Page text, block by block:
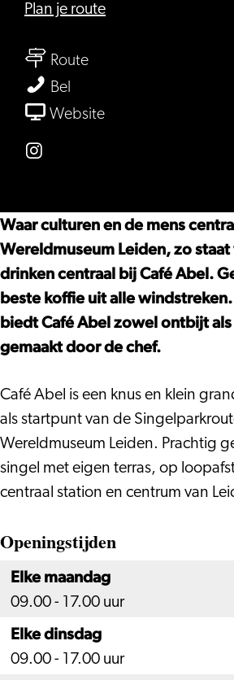
Plan je routenaar
Routenaar
Abel
Bel
Abel
Websitevan
Instagram
Abel
Waar culturen en de mens
Wereldmuseum Leiden, zo
drinken centraal bij Café Abel.
beste koffie uit alle
biedt Café Abel zowel ontbijt
gemaakt door de chef.
Café Abel is een knus en klein
als startpunt van de
Wereldmuseum Leiden. Prachtig
singel met eigen terras, op
centraal station en centrum van
Openingstijden
Elke maandag
09.00 - 17.00 uur
Elke dinsdag
09.00 - 17.00 uur